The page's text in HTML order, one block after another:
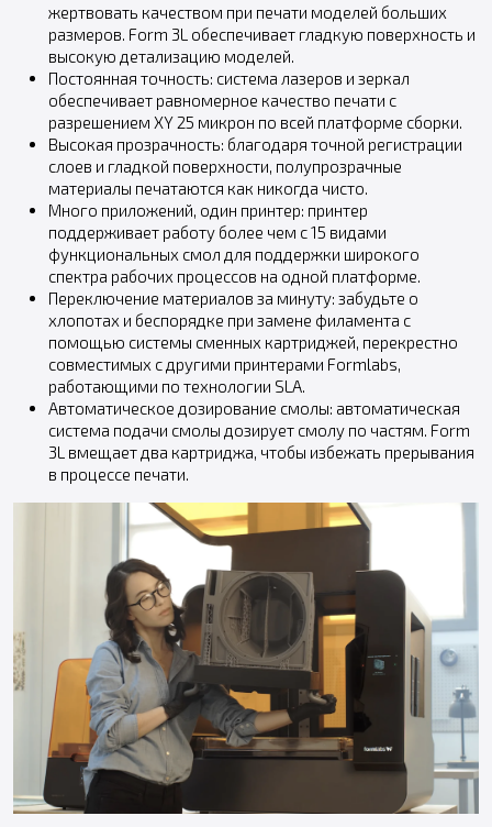
жертвовать качеством при печати моделей больших
размеров. Form 3L обеспечивает гладкую поверхность и
высокую детализацию моделей.
Постоянная точность: система лазеров и зеркал
обеспечивает равномерное качество печати с
разрешением XY 25 микрон по всей платформе сборки.
Высокая прозрачность: благодаря точной регистрации
слоев и гладкой поверхности, полупрозрачные
материалы печатаются как никогда чисто.
Много приложений, один принтер: принтер
поддерживает работу более чем с 15 видами
функциональных смол для поддержки широкого
спектра рабочих процессов на одной платформе.
Переключение материалов за минуту: забудьте о
хлопотах и беспорядке при замене филамента с
помощью системы сменных картриджей, перекрестно
совместимых с другими принтерами Formlabs,
работающими по технологии SLA.
Автоматическое дозирование смолы: автоматическая
система подачи смолы дозирует смолу по частям. Form
3L вмещает два картриджа, чтобы избежать прерывания
в процессе печати.